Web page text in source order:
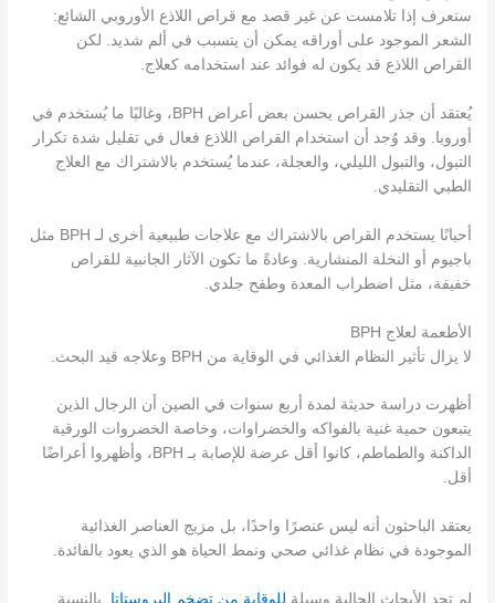
ستعرف إذا تلامست عن غير قصد مع قراص اللاذع الأوروبي الشائع:
الشعر الموجود على أوراقه يمكن أن يتسبب في ألم شديد. لكن
القراص اللاذع قد يكون له فوائد عند استخدامه كعلاج.
يُعتقد أن جذر القراص يحسن بعض أعراض BPH، وغالبًا ما يُستخدم في
أوروبا. وقد وُجد أن استخدام القراص اللاذع فعال في تقليل شدة تكرار
التبول، والتبول الليلي، والعجلة، عندما يُستخدم بالاشتراك مع العلاج
الطبي التقليدي.
أحيانًا يستخدم القراص بالاشتراك مع علاجات طبيعية أخرى لـ BPH مثل
باجيوم أو النخلة المنشارية. وعادةً ما تكون الآثار الجانبية للقراص
خفيفة، مثل اضطراب المعدة وطفح جلدي.
الأطعمة لعلاج BPH
لا يزال تأثير النظام الغذائي في الوقاية من BPH وعلاجه قيد البحث.
أظهرت دراسة حديثة لمدة أربع سنوات في الصين أن الرجال الذين
يتبعون حمية غنية بالفواكه والخضراوات، وخاصة الخضروات الورقية
الداكنة والطماطم، كانوا أقل عرضة للإصابة بـ BPH، وأظهروا أعراضًا
أقل.
يعتقد الباحثون أنه ليس عنصرًا واحدًا، بل مزيج العناصر الغذائية
الموجودة في نظام غذائي صحي ونمط الحياة هو الذي يعود بالفائدة.
لم تجد الأبحاث الحالية وسيلة للوقاية من تضخم البروستاتا. بالنسبة